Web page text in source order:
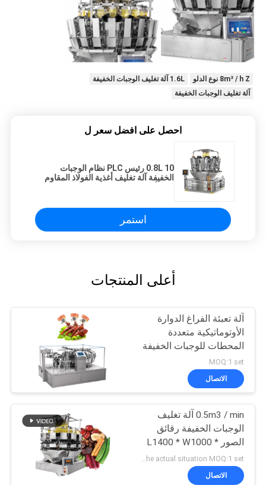
8m³ / h Z نوع الدلو
1.6L آلة تغليف الوجبات الخفيفة
آلة تغليف الوجبات الخفيفة
احصل على افضل سعر ل
0.8L 10 رئيس PLC نظام الوجبات
الخفيفة آلة تغليف أغذية الفولاذ المقاوم
استمر
أعلى المنتجات
آلة تعبئة الفراغ الدوارة
الأوتوماتيكية متعددة
المحطات للوجبات الخفيفة
MOQ:1 set
الاتصال
0.5m3 / min آلة تغليف
الوجبات الخفيفة رقائق
الصور L1400 * W1000 *
H1800mm
According to the actual situation MOQ:1 set
الاتصال